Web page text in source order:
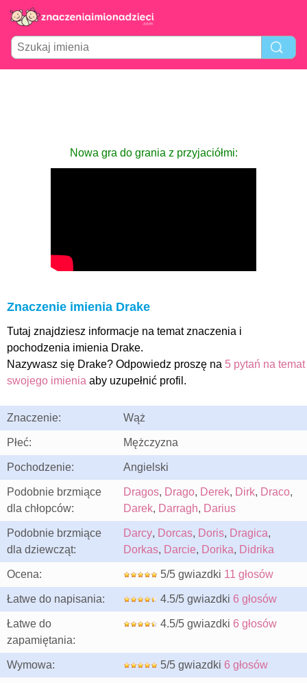
Nowa gra do grania z przyjaciółmi:
Znaczenie imienia Drake
Tutaj znajdziesz informacje na temat znaczenia i
pochodzenia imienia Drake.
Nazywasz się Drake? Odpowiedz proszę na 5 pytań na temat
swojego imienia aby uzupełnić profil.
Znaczenie: Wąż
Płeć: Mężczyzna
Pochodzenie: Angielski
Podobnie brzmiące
dla chłopców:
Dragos, Drago, Derek, Dirk, Draco,
Darek, Darragh, Darius
Podobnie brzmiące
dla dziewcząt:
Darcy, Dorcas, Doris, Dragica,
Dorkas, Darcie, Dorika, Didrika
Ocena: 5/5 gwiazdki 11 głosów
Łatwe do napisania: 4.5/5 gwiazdki 6 głosów
Łatwe do
zapamiętania:
4.5/5 gwiazdki 6 głosów
Wymowa: 5/5 gwiazdki 6 głosów